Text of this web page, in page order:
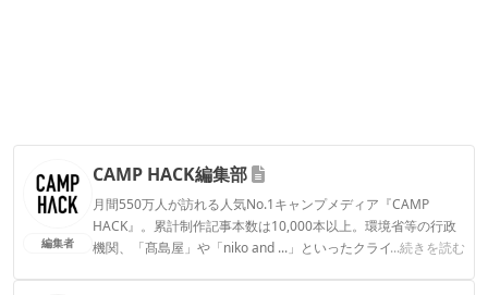
編集者
CAMP HACK編集部
月間550万人が訪れる人気No.1キャンプメディア『CAMP
HACK』。累計制作記事本数は10,000本以上。環境省等の行政
機関、「髙島屋」や「niko and ...」といったクライアントとの
...続きを読む